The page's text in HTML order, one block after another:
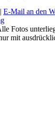
| E-Mail an den
Fotos
mit